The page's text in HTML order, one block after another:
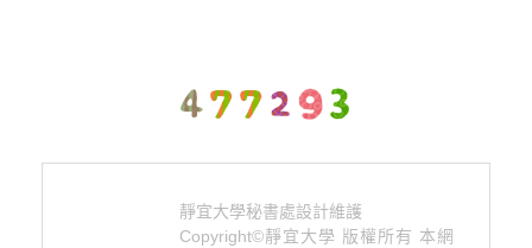
靜宜大學秘書處設計維護
Copyright©靜宜大學 版權所有 本網